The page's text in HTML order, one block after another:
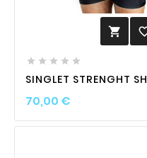

    
SINGLET STRENGHT
70,00 €Prix